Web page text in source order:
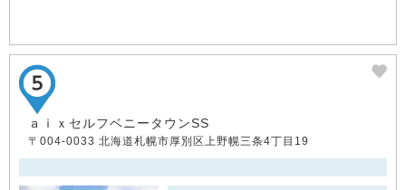
ａｉｘセルフベニータウンSS
〒004-0033 北海道札幌市厚別区上野幌三条4丁目19